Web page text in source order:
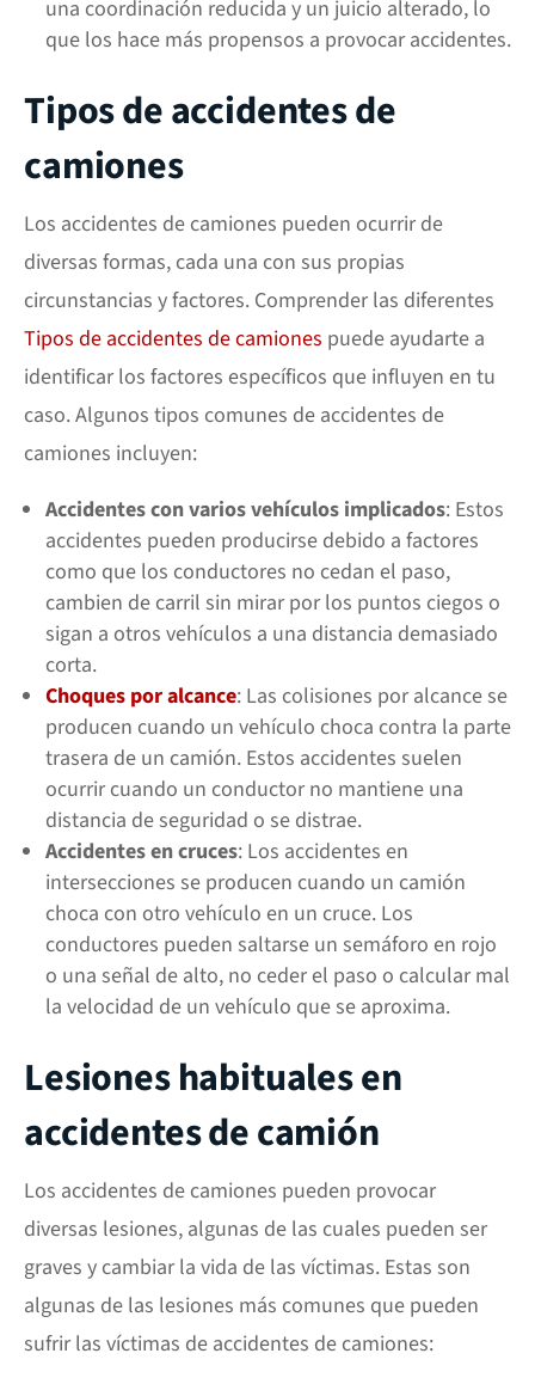
una coordinación reducida y un juicio alterado, lo
que los hace más propensos a provocar accidentes.
Tipos de accidentes de
camiones
Los accidentes de camiones pueden ocurrir de
diversas formas, cada una con sus propias
circunstancias y factores. Comprender las diferentes
Tipos de accidentes de camiones puede ayudarte a
identificar los factores específicos que influyen en tu
caso. Algunos tipos comunes de accidentes de
camiones incluyen:
Accidentes con varios vehículos implicados: Estos
accidentes pueden producirse debido a factores
como que los conductores no cedan el paso,
cambien de carril sin mirar por los puntos ciegos o
sigan a otros vehículos a una distancia demasiado
corta.
Choques por alcance: Las colisiones por alcance se
producen cuando un vehículo choca contra la parte
trasera de un camión. Estos accidentes suelen
ocurrir cuando un conductor no mantiene una
distancia de seguridad o se distrae.
Accidentes en cruces: Los accidentes en
intersecciones se producen cuando un camión
choca con otro vehículo en un cruce. Los
conductores pueden saltarse un semáforo en rojo
o una señal de alto, no ceder el paso o calcular mal
la velocidad de un vehículo que se aproxima.
Lesiones habituales en
accidentes de camión
Los accidentes de camiones pueden provocar
diversas lesiones, algunas de las cuales pueden ser
graves y cambiar la vida de las víctimas. Estas son
algunas de las lesiones más comunes que pueden
sufrir las víctimas de accidentes de camiones: